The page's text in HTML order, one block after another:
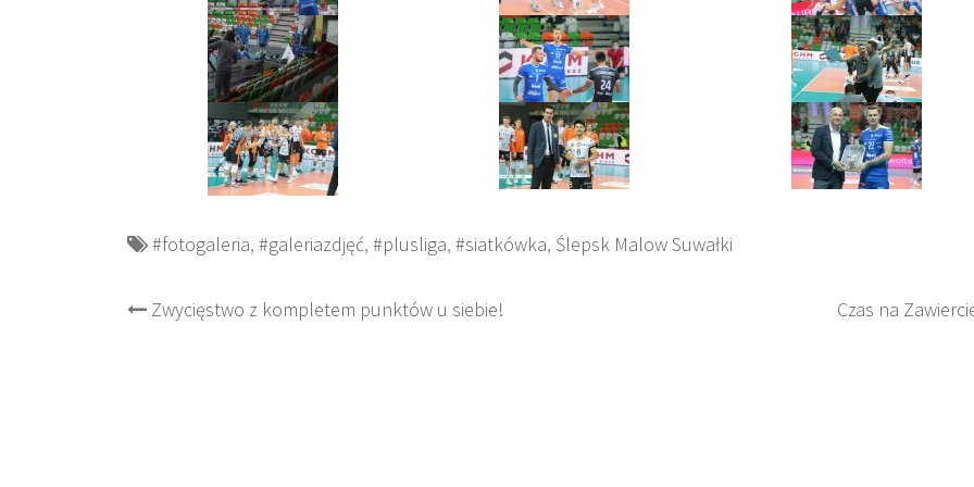
#fotogaleria, #galeriazdjęć, #plusliga, #siatkówka, Ślepsk Malow Suwałki
Post
Zwycięstwo z kompletem punktów u siebie! Czas na